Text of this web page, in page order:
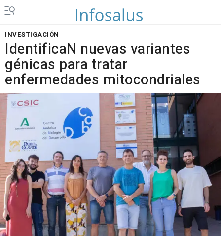
INVESTIGACIÓN
IdentificaN nuevas variantes
génicas para tratar
enfermedades mitocondriales